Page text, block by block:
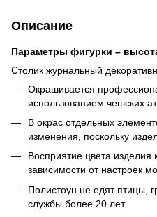
Описание
Параметры фигурки –
Столик журнальный
Окрашивается
использованием чешских
В окрас отдельных
изменения, поскольку
Восприятие цвета изделия
зависимости от настроек
Полистоун не едят птицы,
службы более 20 лет.